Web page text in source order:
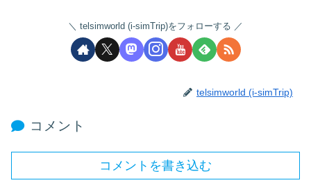
telsimworld (i-simTrip)をフォローする
telsimworld (i-simTrip)
コメント
コメントを書き込む